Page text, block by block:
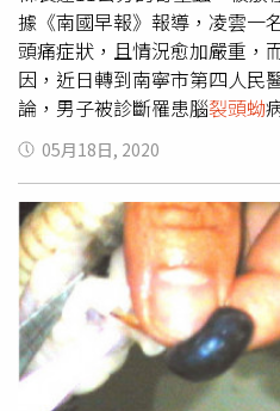
蟲，寄生於多種組織器官，如
下組織等，嚴重時會造成永久
據《南國早報》報導，凌雲一
頭痛症狀，且情況愈加嚴重，
因，近日轉到南寧市第四人民
論，男子被診斷罹患腦裂頭蚴
的寄生蟲取出。外科醫生替男
一條又白又長的「
」
放置到手術托盤後仍不停蠕動
寄生蟲最終被確認為曼氏迭宮
曼氏迭宮絛蟲從蟲卵到成蟲共
蚴、原尾蚴、裂頭蚴、絛蟲，
體並寄生於各個部位，最長可
原因，可能由食用生的或未煮
生水、或游泳時誤食而導致感
常用泉水漱口，可能就是寄生
05月18日, 2020